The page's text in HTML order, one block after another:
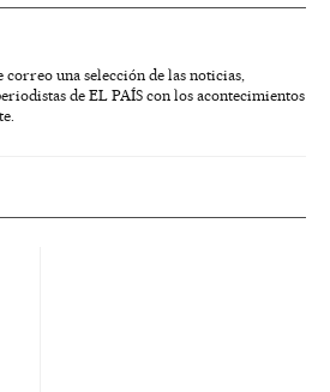
correo una selección de las noticias,
de EL PAÍS con los acontecimientos